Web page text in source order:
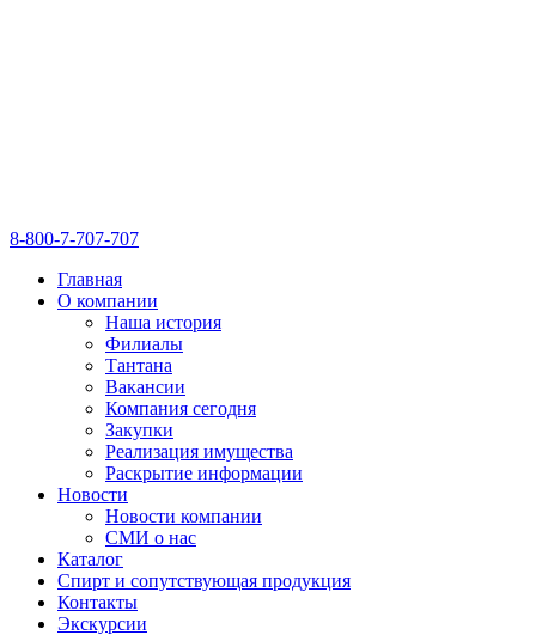
8-800-7-707-707
Главная
О компании
Наша история
Филиалы
Тантана
Вакансии
Компания сегодня
Закупки
Реализация имущества
Раскрытие информации
Новости
Новости компании
СМИ о нас
Каталог
Спирт и сопутствующая продукция
Контакты
Экскурсии